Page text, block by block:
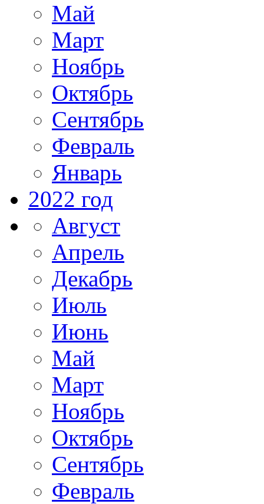
Май
Март
Ноябрь
Октябрь
Сентябрь
Февраль
Январь
2022 год
Август
Апрель
Декабрь
Июль
Июнь
Май
Март
Ноябрь
Октябрь
Сентябрь
Февраль